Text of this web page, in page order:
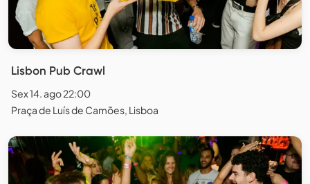
Lisbon Pub Crawl
Sex 14. ago 22:00
Praça de Luís de Camões, Lisboa